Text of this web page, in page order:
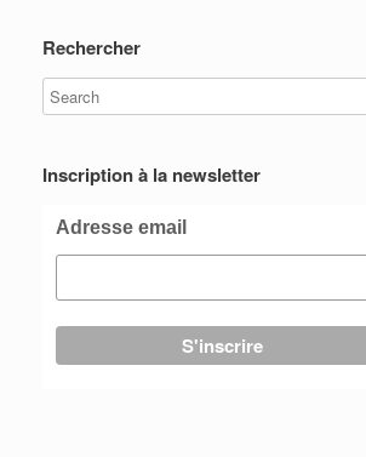
Rechercher
Inscription à la newsletter
Adresse email